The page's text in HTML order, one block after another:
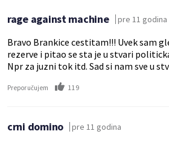
rage against machine pre 11 godina
Bravo Brankice cestitam!!! Uvek sam
rezerve i pitao se sta je u stvari
Npr za juzni tok itd. Sad si nam sve u
Preporučujem 119
crni domino pre 11 godina